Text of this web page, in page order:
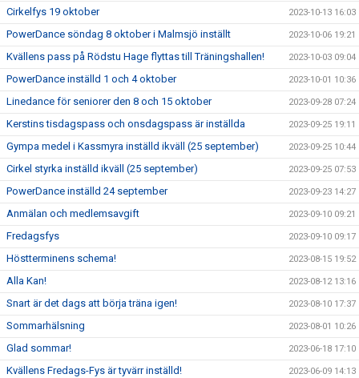
Cirkelfys 19 oktober 2023-10-13 16:03
PowerDance söndag 8 oktober i Malmsjö inställt 2023-10-06 19:21
Kvällens pass på Rödstu Hage flyttas till Träningshallen! 2023-10-03 09:04
PowerDance inställd 1 och 4 oktober 2023-10-01 10:36
Linedance för seniorer den 8 och 15 oktober 2023-09-28 07:24
Kerstins tisdagspass och onsdagspass är inställda 2023-09-25 19:11
Gympa medel i Kassmyra inställd ikväll (25 september) 2023-09-25 10:44
Cirkel styrka inställd ikväll (25 september) 2023-09-25 07:53
PowerDance inställd 24 september 2023-09-23 14:27
Anmälan och medlemsavgift 2023-09-10 09:21
Fredagsfys 2023-09-10 09:17
Höstterminens schema! 2023-08-15 19:52
Alla Kan! 2023-08-12 13:16
Snart är det dags att börja träna igen! 2023-08-10 17:37
Sommarhälsning 2023-08-01 10:26
Glad sommar! 2023-06-18 17:10
Kvällens Fredags-Fys är tyvärr inställd! 2023-06-09 14:13